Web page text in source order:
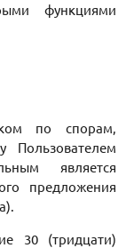
функциями
по спорам,
является
предложения
30 (тридцати)